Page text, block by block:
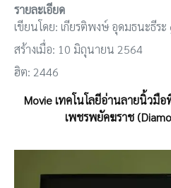
รายละเอียด
เขียนโดย: เกียรติพงษ์ อุดมธนะธีระ
สร้างเมื่อ: 10 มิถุนายน 2564
ฮิต: 2446
Movie เทคโนโลยีอ่านลายนิ้วมื
เพชรพยัคฆราช